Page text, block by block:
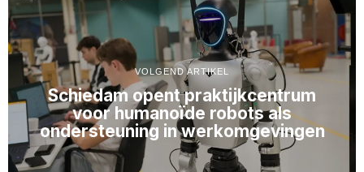
VOLGEND ARTIKEL
Schiedam opent praktijkcentrum
voor humanoïde robots als
ondersteuning in werkomgevingen